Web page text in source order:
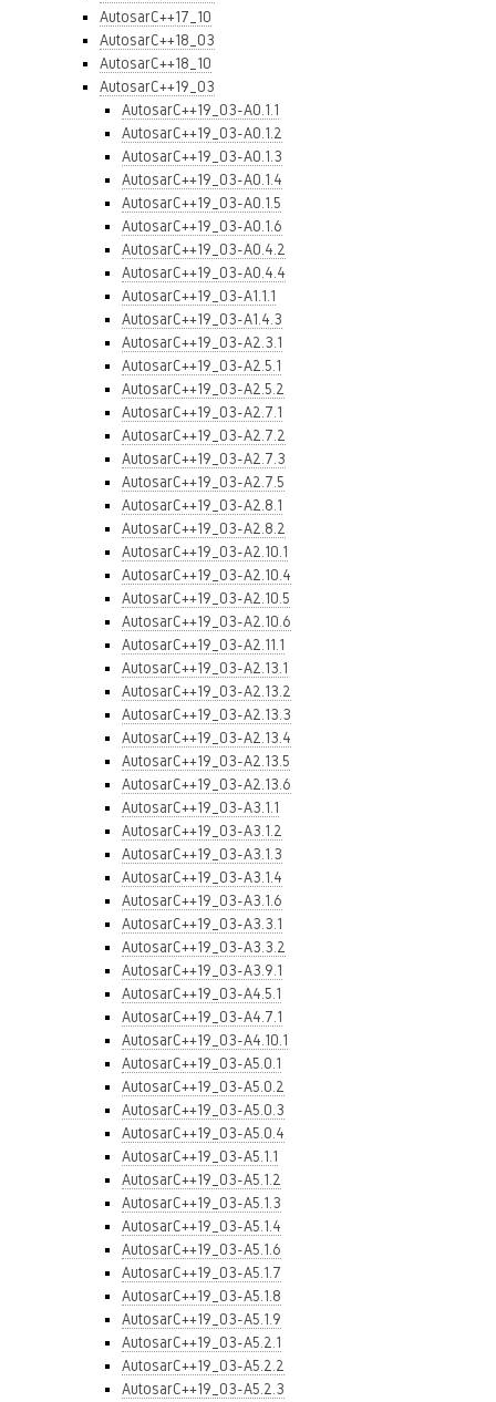
AutosarC++17_10
AutosarC++18_03
AutosarC++18_10
AutosarC++19_03
AutosarC++19_03-A0.1.1
AutosarC++19_03-A0.1.2
AutosarC++19_03-A0.1.3
AutosarC++19_03-A0.1.4
AutosarC++19_03-A0.1.5
AutosarC++19_03-A0.1.6
AutosarC++19_03-A0.4.2
AutosarC++19_03-A0.4.4
AutosarC++19_03-A1.1.1
AutosarC++19_03-A1.4.3
AutosarC++19_03-A2.3.1
AutosarC++19_03-A2.5.1
AutosarC++19_03-A2.5.2
AutosarC++19_03-A2.7.1
AutosarC++19_03-A2.7.2
AutosarC++19_03-A2.7.3
AutosarC++19_03-A2.7.5
AutosarC++19_03-A2.8.1
AutosarC++19_03-A2.8.2
AutosarC++19_03-A2.10.1
AutosarC++19_03-A2.10.4
AutosarC++19_03-A2.10.5
AutosarC++19_03-A2.10.6
AutosarC++19_03-A2.11.1
AutosarC++19_03-A2.13.1
AutosarC++19_03-A2.13.2
AutosarC++19_03-A2.13.3
AutosarC++19_03-A2.13.4
AutosarC++19_03-A2.13.5
AutosarC++19_03-A2.13.6
AutosarC++19_03-A3.1.1
AutosarC++19_03-A3.1.2
AutosarC++19_03-A3.1.3
AutosarC++19_03-A3.1.4
AutosarC++19_03-A3.1.6
AutosarC++19_03-A3.3.1
AutosarC++19_03-A3.3.2
AutosarC++19_03-A3.9.1
AutosarC++19_03-A4.5.1
AutosarC++19_03-A4.7.1
AutosarC++19_03-A4.10.1
AutosarC++19_03-A5.0.1
AutosarC++19_03-A5.0.2
AutosarC++19_03-A5.0.3
AutosarC++19_03-A5.0.4
AutosarC++19_03-A5.1.1
AutosarC++19_03-A5.1.2
AutosarC++19_03-A5.1.3
AutosarC++19_03-A5.1.4
AutosarC++19_03-A5.1.6
AutosarC++19_03-A5.1.7
AutosarC++19_03-A5.1.8
AutosarC++19_03-A5.1.9
AutosarC++19_03-A5.2.1
AutosarC++19_03-A5.2.2
AutosarC++19_03-A5.2.3